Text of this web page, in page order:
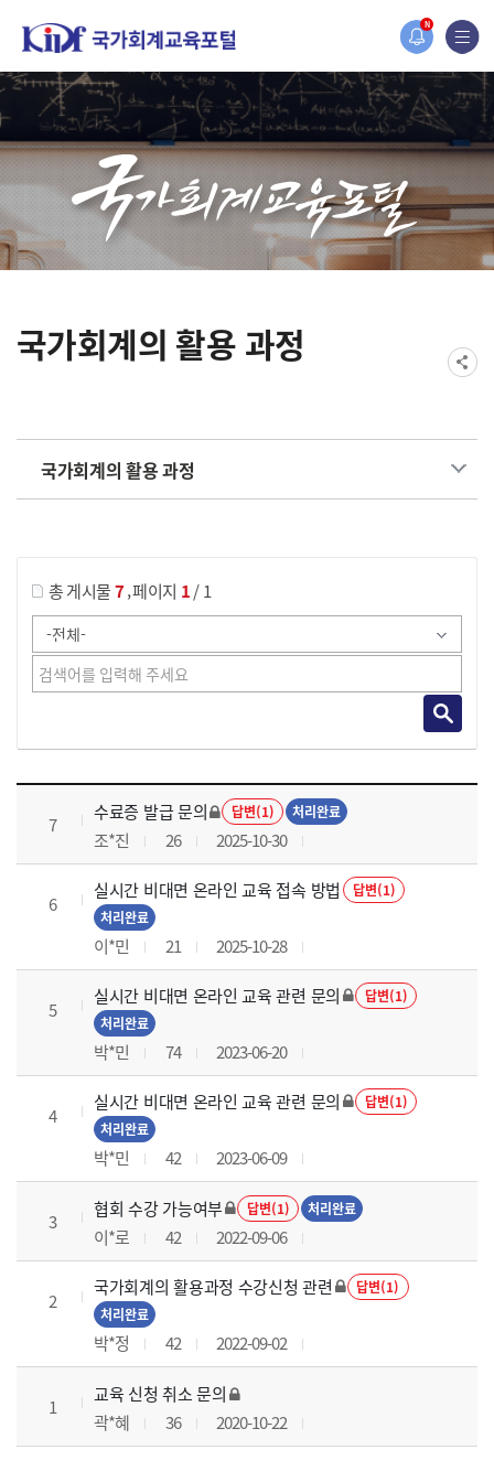
N
홈페이지가 새롭게 개편되었습니다.
한국조세재정연구원홈페이지가 새롭게 개설되었습니다.
국가회계의 활용 과정
국가회계의 활용 과정
총 게시물7,페이지 1/ 1
국가회계의 활용 과정 목록 으로 번호, 제목, 작성자, 조회수, 등록 일로 나열 되고 있습니다.
7
수료증 발급 문의 답변(1) 처리완료
조*진 26 2025-10-30
6
실시간 비대면 온라인 교육 접속 방법
답변(1)
처리완료
이*민 21 2025-10-28
5
실시간 비대면 온라인 교육 관련 문의
답변(1)
처리완료
박*민 74 2023-06-20
4
실시간 비대면 온라인 교육 관련 문의
답변(1)
처리완료
박*민 42 2023-06-09
3
협회 수강 가능여부 답변(1) 처리완료
이*로 42 2022-09-06
2
국가회계의 활용과정 수강신청 관련
답변(1)
처리완료
박*정 42 2022-09-02
1
교육 신청 취소 문의
곽*혜
36 2020-10-22